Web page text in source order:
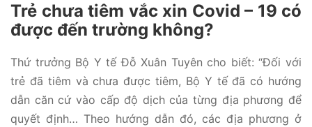
Trẻ chưa tiêm vắc xin Covid – 19 có
được đến trường không?
Thứ trưởng Bộ Y tế Đỗ Xuân Tuyên cho biết: “Đối với
trẻ đã tiêm và chưa được tiêm, Bộ Y tế đã có hướng
dẫn căn cứ vào cấp độ dịch của từng địa phương để
quyết định… Theo hướng dẫn đó, các địa phương ở